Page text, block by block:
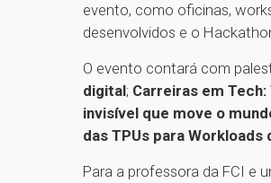
evento, como oficinas,
desenvolvidos e o
O evento contará com
digital; Carreiras em
invisível que move o
das TPUs para
Para a professora da FCI e